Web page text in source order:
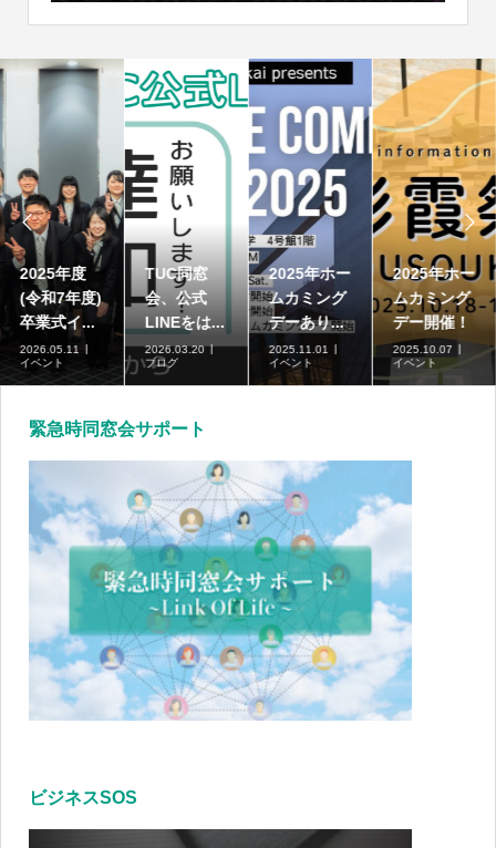

2025年度
(令和7年度)
卒業式イ...
2026.05.11
イベント
TUC同窓
会、公式
LINEをは...
2026.03.20
ブログ
2025年ホー
ムカミング
デーあり...
2025.11.01
イベント
2025年ホー
ムカミング
デー開催！
2025.10.07
イベント

緊急時同窓会サポート
ビジネスSOS